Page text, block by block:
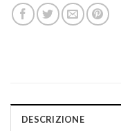
DESCRIZIONE